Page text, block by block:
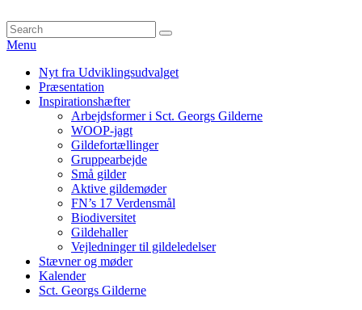
to
content
Search
for:
Søg
Menu
Primær
menu
Nyt fra Udviklingsudvalget
Præsentation
Inspirationshæfter
Arbejdsformer i Sct. Georgs Gilderne
WOOP-jagt
Gildefortællinger
Gruppearbejde
Små gilder
Aktive gildemøder
FN’s 17 Verdensmål
Biodiversitet
Gildehaller
Vejledninger til gildeledelser
Stævner og møder
Kalender
Sct. Georgs Gilderne